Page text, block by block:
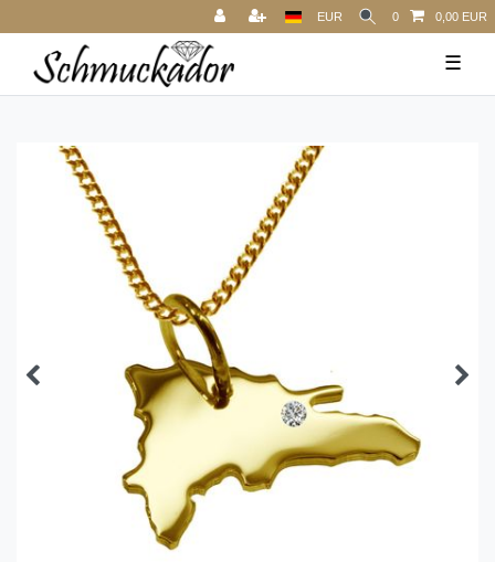
EUR 0 0,00 EUR
☰